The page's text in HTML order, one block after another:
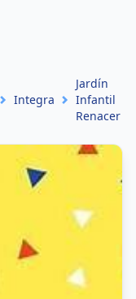
Integra
Jardín
Infantil
Renacer